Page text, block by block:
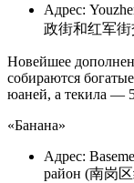
Адрес:
政街和红军
Новейшее
собираются
юаней, а текила —
«Банана»
Адрес:
район (南岗